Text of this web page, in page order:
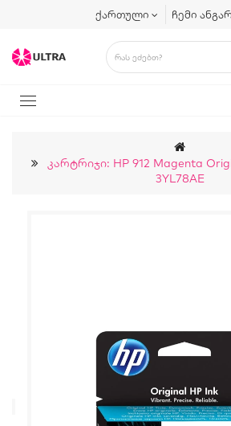
ქართული ჩემი
Კარტრიჯი: HP 912 Magenta
3YL78AE